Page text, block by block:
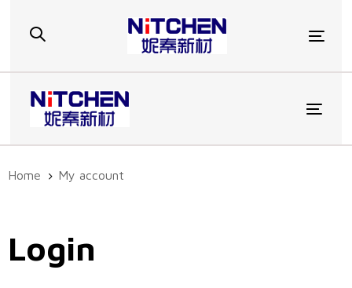
navigation
Home My account
Login